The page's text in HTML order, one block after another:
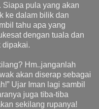
Siapa pula yang akan
ke dalam bilik dan
tahu apa yang
dengan tuala dan
dipakai.
Hm..janganlah
akan diserap sebagai
Ujar Iman lagi sambil
juga tiba-tiba
sekilang rupanya!